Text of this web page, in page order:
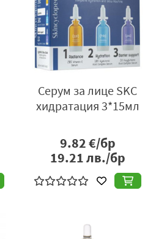
Серум за лице SKC
хидратация 3*15мл
9.82€/бр
19.21лв./бр